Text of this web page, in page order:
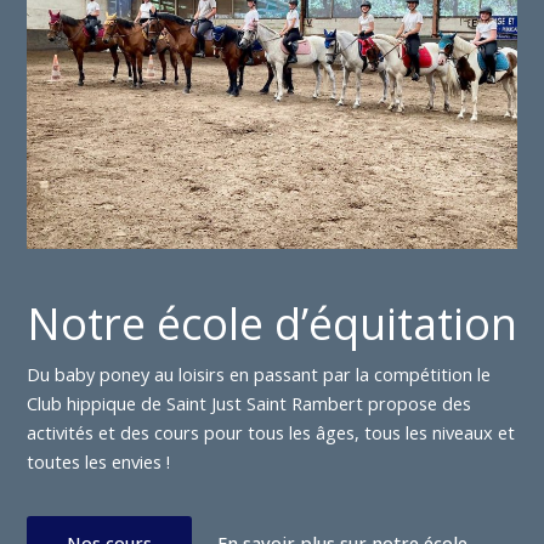
Notre école d’équitation
Du baby poney au loisirs en passant par la compétition le
Club hippique de Saint Just Saint Rambert propose des
activités et des cours pour tous les âges, tous les niveaux et
toutes les envies !